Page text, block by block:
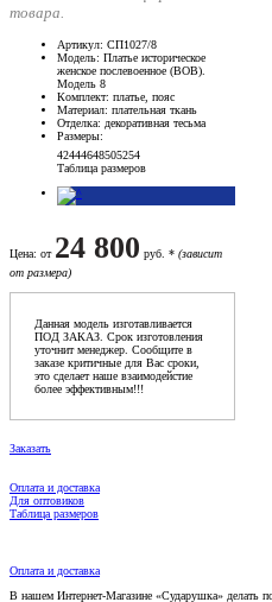
товара.
Артикул: СП1027/8
Модель: Платье историческое
женское послевоенное (ВОВ).
Модель 8
Комплект: платье, пояс
Материал: плательная ткань
Отделка: декоративная тесьма
Размеры:
42444648505254
Таблица размеров
Цена: от 24 800 руб. * (зависит
от размера)
Данная модель изготавливается
ПОД ЗАКАЗ. Срок изготовления
уточнит менеджер. Сообщите в
заказе критичные для Вас сроки,
это сделает наше взаимодейстие
более эффективным!!!
Заказать
Оплата и доставка
Для оптовиков
Таблица размеров
Оплата и доставка
В нашем Интернет-Магазине «Сударушка» делать